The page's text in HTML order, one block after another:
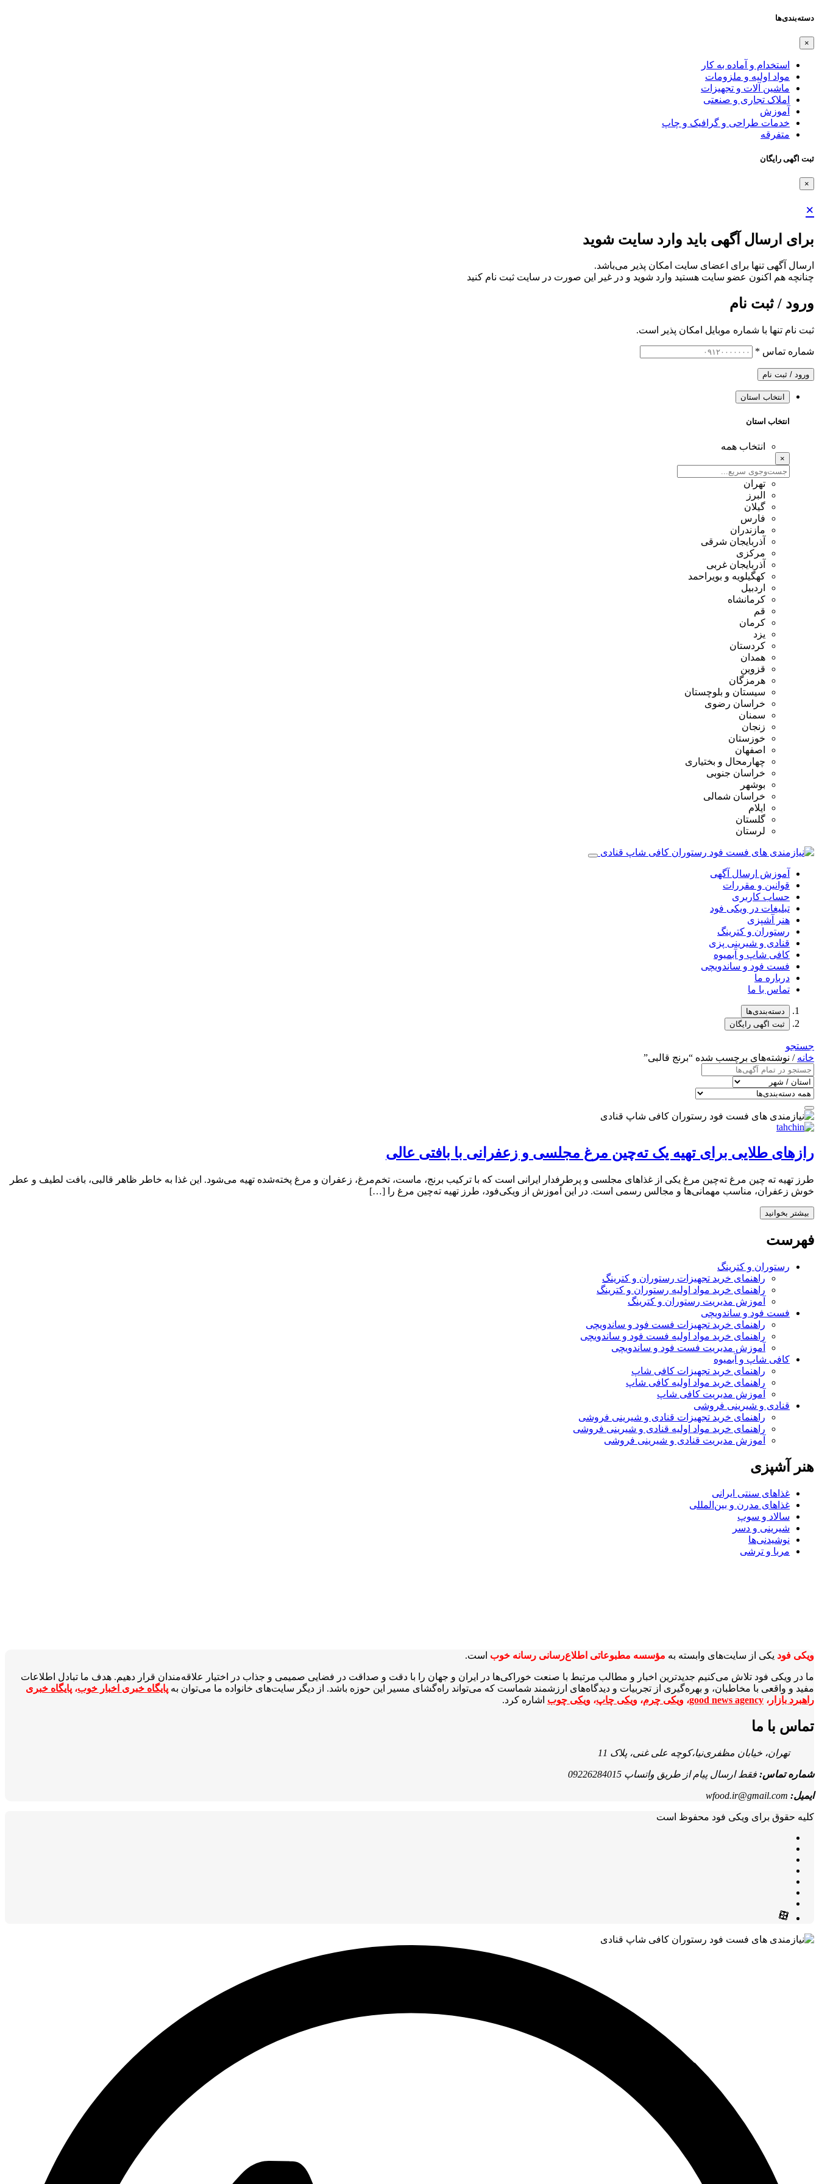
دسته‌بندی‌ها
×
استخدام و آماده به کار
مواد اولیه و ملزومات
ماشین آلات و تجهیزات
املاک تجاری و صنعتی
آموزش
خدمات طراحی و گرافیک و چاپ
متفرقه
ثبت اگهی رایگان
×
×
برای ارسال آگهی باید وارد سایت شوید
ارسال آگهی تنها برای اعضای سایت امکان پذیر می‌باشد.
چنانچه هم‌ اکنون عضو سایت هستید وارد شوید و در غیر این صورت در سایت ثبت نام کنید
ورود / ثبت نام
ثبت نام تنها با شماره موبایل امکان پذیر است.
شماره تماس *
ورود / ثبت نام
انتخاب استان
انتخاب استان
انتخاب همه
×
تهران
البرز
گیلان
فارس
مازندران
آذربایجان شرقی
مرکزی
آذربایجان غربی
کهگیلویه و بویراحمد
اردبیل
کرمانشاه
قم
کرمان
یزد
کردستان
همدان
قزوین
هرمزگان
سیستان و بلوچستان
خراسان رضوی
سمنان
زنجان
خوزستان
اصفهان
چهارمحال و بختیاری
خراسان جنوبی
بوشهر
خراسان شمالی
ایلام
گلستان
لرستان
آموزش ارسال آگهی
قوانین و مقررات
حساب کاربری
تبلیغات در ویکی فود
هنر آشپزی
رستوران و کترینگ
قنادی و شیرینی پزی
کافی شاپ و آبمیوه
فست فود و ساندویچی
درباره ما
تماس با ما
دسته‌بندی‌ها
ثبت اگهی رایگان
جستجو
خانه / نوشته‌های برچسب شده “برنج قالبی”
رازهای طلایی برای تهیه یک ته‌چین مرغ مجلسی و زعفرانی با بافتی عالی
طرز تهیه ته چین مرغ ته‌چین مرغ یکی از غذاهای مجلسی و پرطرفدار ایرانی است که با ترکیب برنج، ماست، تخم‌مرغ، زعفران و مرغ پخته‌شده تهیه می‌شود. این غذا به خاطر ظاهر قالبی، بافت لطیف و عطر
خوش زعفران، مناسب مهمانی‌ها و مجالس رسمی است. در این آموزش از ویکی‌فود، طرز تهیه ته‌چین مرغ را […]
بیشتر بخوانید
فهرست
رستوران و کترینگ
راهنمای خرید تجهیزات رستوران و کترینگ
راهنمای خرید مواد اولیه رستوران و کترینگ
آموزش مدیریت رستوران و کترینگ
فست فود و ساندویچی
راهنمای خرید تجهیزات فست فود و ساندویچی
راهنمای خرید مواد اولیه فست فود و ساندویچی
آموزش مدیریت فست فود و ساندویچی
کافی شاپ و آبمیوه
راهنمای خرید تجهیزات کافی شاپ
راهنمای خرید مواد اولیه کافی‌ شاپ‌
آموزش مدیریت کافی شاپ
قنادی و شیرینی فروشی
راهنمای خرید تجهیزات قنادی و شیرینی فروشی
راهنمای خرید مواد اولیه قنادی و شیرینی فروشی
آموزش مدیریت قنادی و شیرینی فروشی
هنر آشپزی
غذاهای سنتی ایرانی
غذاهای مدرن و بین‌المللی
سالاد و سوپ
شیرینی و دسر
نوشیدنی‌ها
مربا و ترشی
ویکی‌ فود یکی از سایت‌های وابسته به مؤسسه مطبوعاتی اطلاع‌رسانی رسانه خوب است.
ما در ویکی‌ فود تلاش می‌کنیم جدیدترین اخبار و مطالب مرتبط با صنعت خوراکی‌ها در ایران و جهان را با دقت و صداقت در فضایی صمیمی و جذاب در اختیار علاقه‌مندان قرار دهیم. هدف ما تبادل اطلاعات
مفید و واقعی با مخاطبان، و بهره‌گیری از تجربیات و دیدگاه‌های ارزشمند شماست که می‌تواند راه‌گشای مسیر این حوزه باشد. از دیگر سایت‌های خانواده ما می‌توان به پایگاه خبری اخبار خوب، پایگاه خبری
راهبرد بازار ، good news agency، ویکی چرم، ویکی چاپ، ویکی چوب اشاره کرد.
تماس با ما
تهران، خیابان مظفری‌نیا،کوچه علی غنی، پلاک 11
شماره تماس: فقط ارسال پیام از طریق واتساپ 09226284015
ایمیل: wfood.ir@gmail.com
کلیه حقوق برای ویکی فود محفوظ است